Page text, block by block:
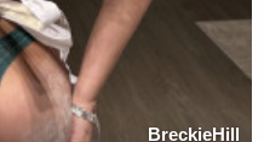
BreckieHill